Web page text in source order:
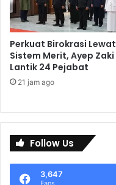
Perkuat Birokrasi Lewat
Sistem Merit, Ayep Zaki
Lantik 24 Pejabat
21 jam ago
Follow Us
3,647
Fans